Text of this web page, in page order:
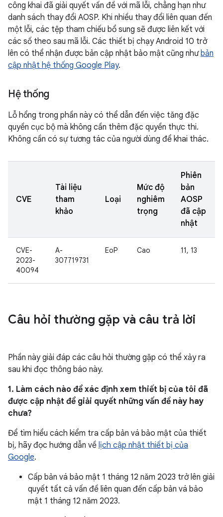
công khai đã giải quyết vấn đề với mã lỗi, chẳng hạn như
danh sách thay đổi AOSP. Khi nhiều thay đổi liên quan đến
một lỗi, các tệp tham chiếu bổ sung sẽ được liên kết với
các số theo sau mã lỗi. Các thiết bị chạy Android 10 trở
lên có thể nhận được bản cập nhật bảo mật cũng nhưbản
cập nhật hệ thống Google Play.
Hệ thống
Lỗ hổng trong phần này có thể dẫn đến việc tăng đặc
quyền cục bộ mà không cần thêm đặc quyền thực thi.
Không cần có sự tương tác của người dùng để khai thác.
CVE
Tài liệu
tham
khảo
Loại
Mức độ
nghiêm
trọng
Phiên
bản
AOSP
đã cập
nhật
CVE-
2023-
40094
A-
307719731
EoP Cao 11, 13
Câu hỏi thường gặp và câu trả lời
Phần này giải đáp các câu hỏi thường gặp có thể xảy ra
sau khi đọc thông báo này.
1. Làm cách nào để xác định xem thiết bị của tôi đã
được cập nhật để giải quyết những vấn đề này hay
chưa?
Để tìm hiểu cách kiểm tra cấp bản vá bảo mật của thiết
bị, hãy đọc hướng dẫn về lịch cập nhật thiết bị của
Google.
Cấp bản vá bảo mật 1 tháng 12 năm 2023 trở lên giải
quyết tất cả vấn đề liên quan đến cấp bản vá bảo
mật 1 tháng 12 năm 2023.